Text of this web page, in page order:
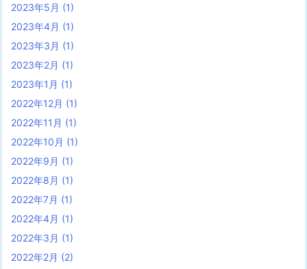
2023年5月 (1)
2023年4月 (1)
2023年3月 (1)
2023年2月 (1)
2023年1月 (1)
2022年12月 (1)
2022年11月 (1)
2022年10月 (1)
2022年9月 (1)
2022年8月 (1)
2022年7月 (1)
2022年4月 (1)
2022年3月 (1)
2022年2月 (2)